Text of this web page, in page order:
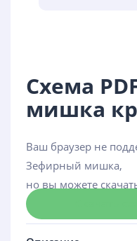
Схема
мишка
Ваш браузер не
Зефирный мишка,
но вы можете